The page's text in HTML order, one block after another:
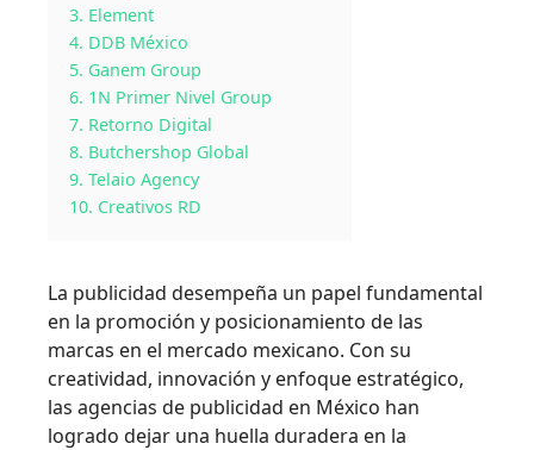
3. Element
4. DDB México
5. Ganem Group
6. 1N Primer Nivel Group
7. Retorno Digital
8. Butchershop Global
9. Telaio Agency
10. Creativos RD
La publicidad desempeña un papel fundamental
en la promoción y posicionamiento de las
marcas en el mercado mexicano. Con su
creatividad, innovación y enfoque estratégico,
las agencias de publicidad en México han
logrado dejar una huella duradera en la